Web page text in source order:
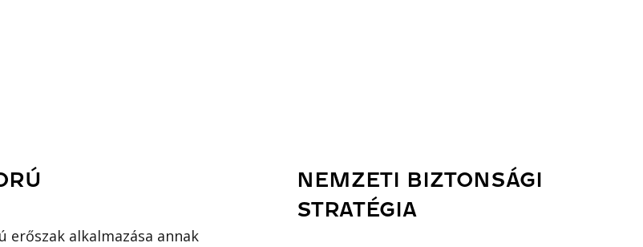
erőszak alkalmazása annak
NEMZETI BIZTONSÁGI
STRATÉGIA